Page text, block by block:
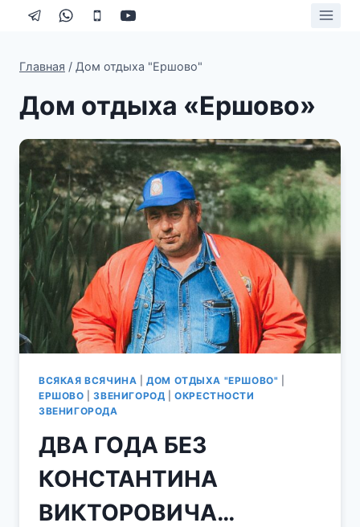
Перейти
Главная / Дом отдыха "Ершово"
Дом отдыха «Ершово»
ВСЯКАЯ ВСЯЧИНА |ДОМ ОТДЫХА "ЕРШОВО"
ЕРШОВО |ЗВЕНИГОРОД |ОКРЕСТНОСТИ
ЗВЕНИГОРОДА
ДВА ГОДА БЕЗ
КОНСТАНТИНА
ВИКТОРОВИЧА…